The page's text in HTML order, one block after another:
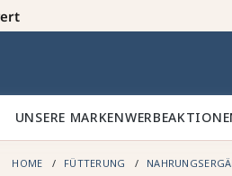
UNSERE MARKEN
HOME FÜTTERUNG